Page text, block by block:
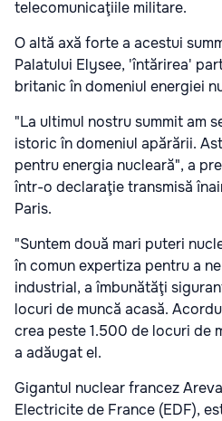
telecomunicaţiile militare.
O altă axă forte a acestui
Palatului Elysee, 'întărirea'
britanic în domeniul energiei
"La ultimul nostru summit am
istoric în domeniul apărării.
pentru energia nucleară", a
într-o declaraţie transmisă
Paris.
"Suntem două mari puteri
în comun expertiza pentru a
industrial, a îmbunătăţi
locuri de muncă acasă.
crea peste 1.500 de locuri de
a adăugat el.
Gigantul nuclear francez
Electricite de France (EDF),